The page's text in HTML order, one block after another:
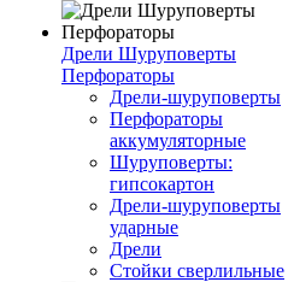
Дрели Шуруповерты
Перфораторы
Дрели-шуруповерты
Перфораторы
аккумуляторные
Шуруповерты:
гипсокартон
Дрели-шуруповерты
ударные
Дрели
Стойки сверлильные